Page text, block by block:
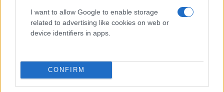
I want to allow Google to enable storage
related to advertising like cookies on web or
device identifiers in apps.
CONFIRM